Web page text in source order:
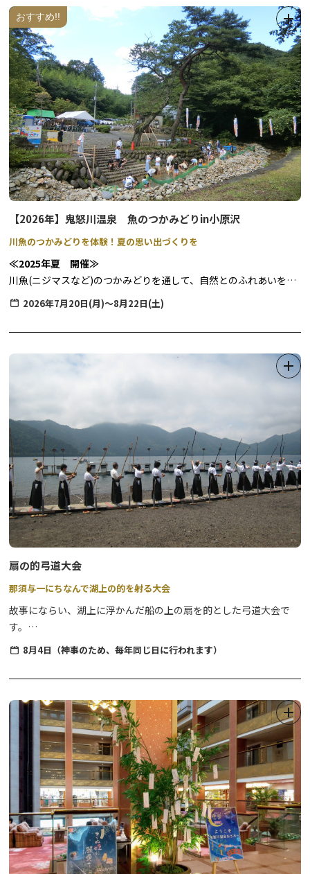
おすすめ!!
【2026年】鬼怒川温泉 魚のつかみどりin小原沢
川魚のつかみどりを体験！夏の思い出づくりを
≪2025年夏 開催≫
川魚(ニジマスなど)のつかみどりを通して、自然とのふれあいを体
験いただけます。
沢場を会場としているため、水深が浅く、夏の水遊びにもおすすめ
の場所です。
◆期間：2026年7月20日(月)～8月22日(土)
◆時間：10:00~15:00(受付時間9:45~14:30)
◆料金： 一般参加 1名様 1,600円
割引参加※ 1名様 1,300円
※鬼怒川温泉魚のつかみどりin小原沢実行委員会が発行
した割引券を持参した方、
及び鬼怒川温泉旅館組合の旅館・ホテルにお泊りの方
は割引となります。
お子様の付き添い等で入場される方 施設利用料 1名様
200円(魚のつかみどりには参加せず会場内へ入場する方)
※ご参加の方には「焼き魚引換券」を１枚お渡しいたしま
す。魚のつかみどり体験後、焼いた魚(１匹)と交換いたします。
※10名様以上のご利用はお問い合わせください。鬼怒
川・川治温泉旅館協同組合(平日のみ)0288-77-1039
へ放流してください。
・天候や河川の状況等により閉鎖・または中止になる
場合がございます。
・会場は自然の河川を利用しています。
濡れても良い服装(水着)・履物(ウォーターシューズ
等)でお越しください。
・網などの捕獲用具の使用、魚のお持ち帰りは禁止と
させていただきます。
※犬などペットはお断りさせていただきます。何卒、ご
理解をよろしくお願いいたします。
2026年7月20日(月)～8月22日(土)
扇の的弓道大会
那須与一にちなんで湖上の的を射る大会
故事にならい、湖上に浮かんだ船の上の扇を的とした弓道大会で
す。
関東一円より約2,000人が参加し、一日の大会としては全国一の規
開催日 8月4日（神事のため、毎年同じ日に行われます）
8月4日（神事のため、毎年同じ日に行われます）